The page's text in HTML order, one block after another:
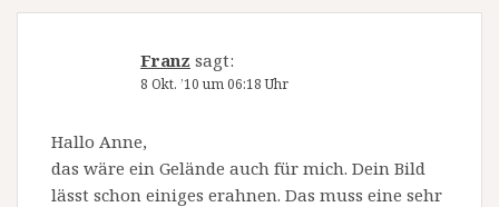
Franz sagt:
8 Okt. ’10 um 06:18 Uhr
Hallo Anne,
das wäre ein Gelände auch für mich. Dein Bild
lässt schon einiges erahnen. Das muss eine sehr